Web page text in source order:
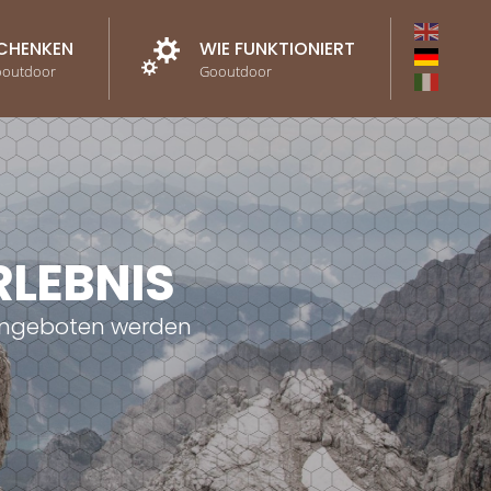
WIE FUNKTIONIERT
Gooutdoor
werden